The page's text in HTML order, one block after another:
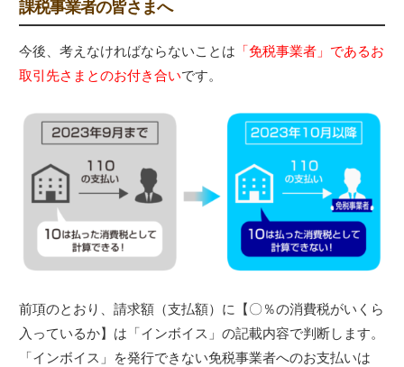
課税事業者の皆さまへ
今後、考えなければならないことは 「免税事業者」であるお
取引先さまとのお付き合いです。
前項のとおり、請求額（支払額）に【〇％の消費税がいくら
入っているか】は「インボイス」の記載内容で判断します。
「インボイス」を発行できない免税事業者へのお支払いは